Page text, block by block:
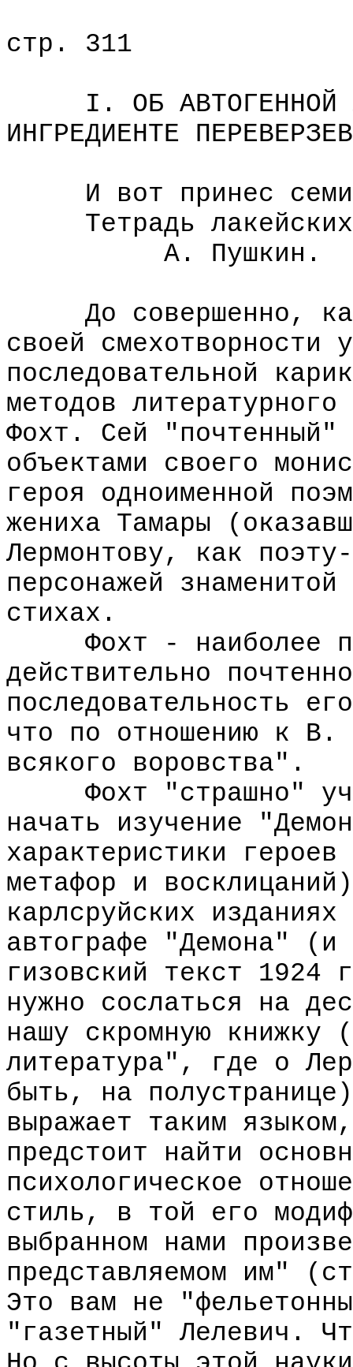
стр. 311
I. ОБ АВТОГЕННОЙ
ИНГРЕДИЕНТЕ
И вот принес
Тетрадь лакейских
А. Пушкин.
До совершенно,
своей смехотворности
последовательной
методов
Фохт. Сей "почтенный"
объектами своего
героя одноименной
жениха Тамары
Лермонтову, как
персонажей
стихах.
Фохт - наиболее
действительно
последовательность
что по отношению к
всякого воровства".
Фохт "страшно"
начать изучение
характеристики
метафор и
карлсруйских
автографе "Демона" (и
гизовский текст 1924
нужно сослаться на
нашу скромную книжку
литература", где о
быть, на
выражает таким
предстоит найти
психологическое
стиль, в той его
выбранном нами
представляемом им"
Это вам не
"газетный" Лелевич.